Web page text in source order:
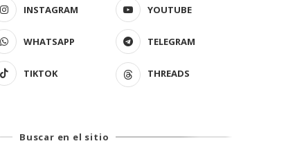
INSTAGRAM YOUTUBE
WHATSAPP TELEGRAM
TIKTOK THREADS
Buscar en el sitio